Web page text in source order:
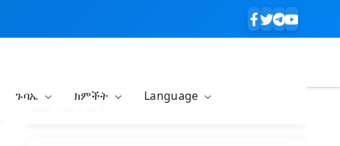
ጉባኤ ክምችት Language